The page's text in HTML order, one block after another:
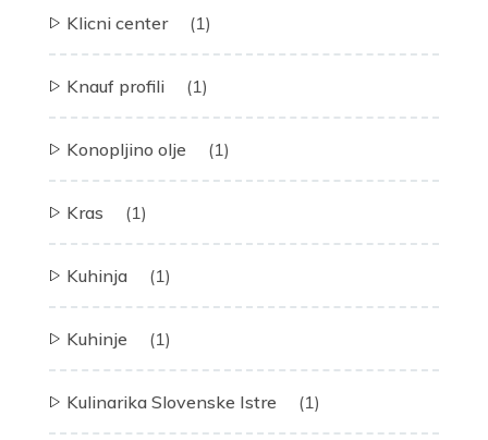
Klicni center (1)
Knauf profili (1)
Konopljino olje (1)
Kras (1)
Kuhinja (1)
Kuhinje (1)
Kulinarika Slovenske Istre (1)